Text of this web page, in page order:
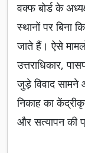
वक्फ बोर्ड के
स्थानों पर बिना
जाते हैं। ऐसे
उत्तराधिकार,
जुड़े विवाद सामने
निकाह का
और सत्यापन की